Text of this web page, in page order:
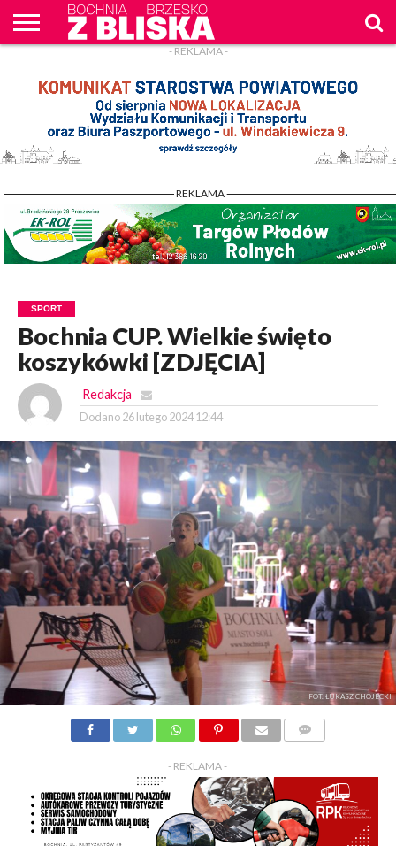
WPROST
REKLAM
- REKLAMA -
- REKLAMA -
SPORT
Bochnia CUP. Wielkie święto
koszykówki [ZDJĘCIA]
Redakcja
Dodano 26 lutego 2024 12:44
FOT. ŁUKASZ CHOJECKI
- REKLAMA -